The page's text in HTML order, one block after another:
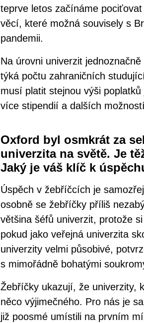
teprve letos začínáme
věcí, které možná souvisely s
pandemii.
Na úrovni univerzit
týká počtu zahraničních
musí platit stejnou výši
více stipendií a dalších
Oxford byl osmkrát za
univerzita na světě. Je
Jaký je váš klíč k
Úspěch v žebříčcích je
osobně se žebříčky příliš
většina šéfů univerzit, protože
pokud jako veřejná univerzita
univerzity velmi působivé,
s mimořádně bohatými
Žebříčky ukazují, že univerzity,
něco výjimečného. Pro nás je
již poosmé umístili na prvním